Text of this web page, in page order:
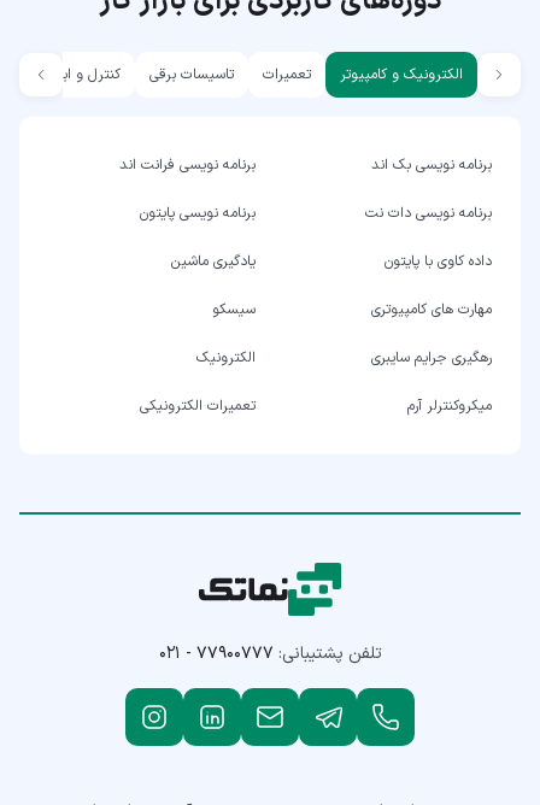
الکترونیک و کامپیوتر تعمیرات تاسیسات برقی کنترل و ابزار دقیق
برنامه نویسی بک اند برنامه نویسی فرانت اند
برنامه نویسی دات نت برنامه نویسی پایتون
داده کاوی با پایتون یادگیری ماشین
مهارت های کامپیوتری سیسکو
رهگیری جرایم سایبری الکترونیک
میکروکنترلر آرم تعمیرات الکترونیکی
تلفن پشتیبانی: ۰۲۱ - ۷۷۹۰۰۷۷۷